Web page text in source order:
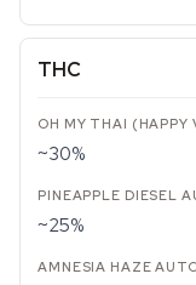
THC
~30%
~25%